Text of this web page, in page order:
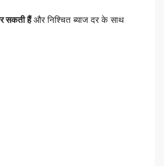
सकती हैंऔर निश्चित ब्याज दर के साथ